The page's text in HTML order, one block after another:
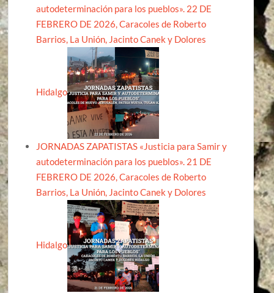
autodeterminación para los pueblos». 22 DE
FEBRERO DE 2026, Caracoles de Roberto
Barrios, La Unión, Jacinto Canek y Dolores
Hidalgo
JORNADAS ZAPATISTAS «Justicia para Samir y
autodeterminación para los pueblos». 21 DE
FEBRERO DE 2026, Caracoles de Roberto
Barrios, La Unión, Jacinto Canek y Dolores
Hidalgo